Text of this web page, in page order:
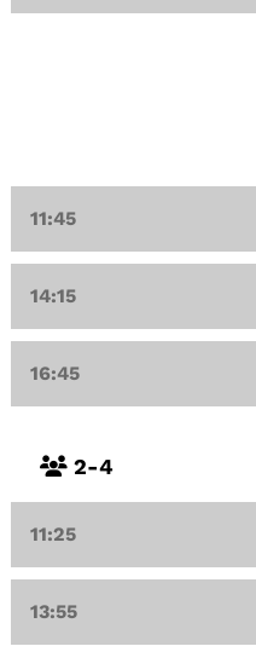
11:45
14:15
16:45
2-4
11:25
13:55